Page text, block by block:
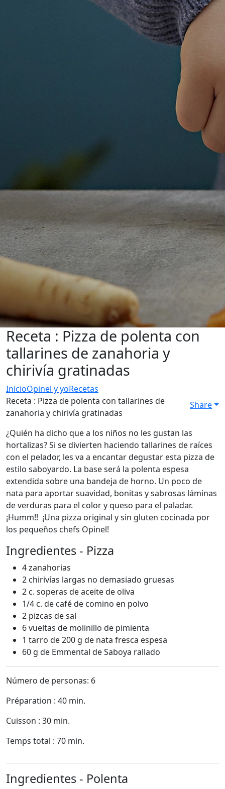
Receta : Pizza de polenta con
tallarines de zanahoria y
chirivía gratinadas
InicioOpinel y yoRecetas
Receta : Pizza de polenta con tallarines de
zanahoria y chirivía gratinadas
Share
¿Quién ha dicho que a los niños no les gustan las
hortalizas? Si se divierten haciendo tallarines de raíces
con el pelador, les va a encantar degustar esta pizza de
estilo saboyardo. La base será la polenta espesa
extendida sobre una bandeja de horno. Un poco de
nata para aportar suavidad, bonitas y sabrosas láminas
de verduras para el color y queso para el paladar.
¡Humm!! ¡Una pizza original y sin gluten cocinada por
los pequeños chefs Opinel!
Ingredientes - Pizza
4 zanahorias
2 chirivías largas no demasiado gruesas
2 c. soperas de aceite de oliva
1/4 c. de café de comino en polvo
2 pizcas de sal
6 vueltas de molinillo de pimienta
1 tarro de 200 g de nata fresca espesa
60 g de Emmental de Saboya rallado
Número de personas: 6
Préparation : 40 min.
Cuisson : 30 min.
Temps total : 70 min.
Ingredientes - Polenta